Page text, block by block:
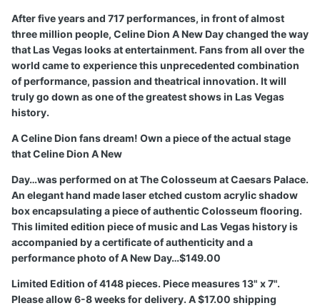
After five years and 717 performances, in front of almost
three million people, Celine Dion A New Day changed the way
that Las Vegas looks at entertainment. Fans from all over the
world came to experience this unprecedented combination
of performance, passion and theatrical innovation. It will
truly go down as one of the greatest shows in Las Vegas
history.
A Celine Dion fans dream! Own a piece of the actual stage
that Celine Dion A New
Day…was performed on at The Colosseum at Caesars Palace.
An elegant hand made laser etched custom acrylic shadow
box encapsulating a piece of authentic Colosseum flooring.
This limited edition piece of music and Las Vegas history is
accompanied by a certificate of authenticity and a
performance photo of A New Day…$149.00
Limited Edition of 4148 pieces. Piece measures 13" x 7".
Please allow 6-8 weeks for delivery. A $17.00 shipping